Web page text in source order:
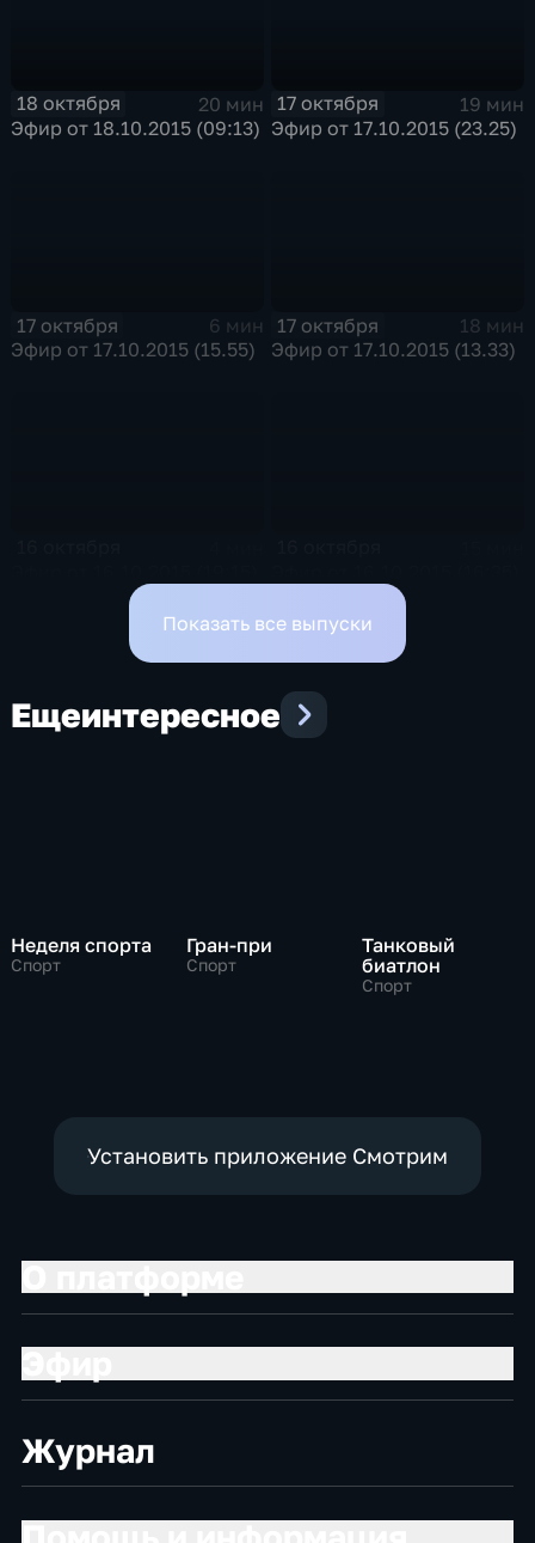
18 октября
20 мин
Эфир от 18.10.2015 (09:13)
17 октября
19 мин
Эфир от 17.10.2015 (23.25)
17 октября
6 мин
Эфир от 17.10.2015 (15.55)
17 октября
18 мин
Эфир от 17.10.2015 (13.33)
Показать все выпуски
Ещеинтересное
Неделя спорта
Спорт
Гран-при
Спорт
Танковый
биатлон
Спорт
Установить приложение Смотрим
Журнал